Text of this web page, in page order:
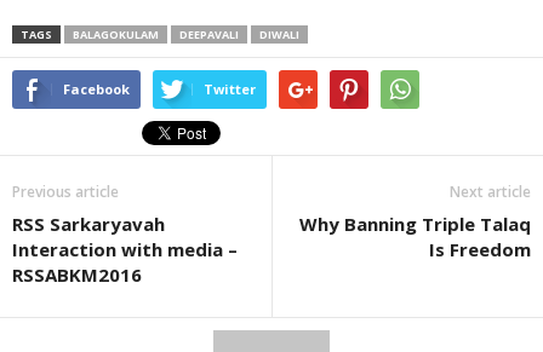
TAGS BALAGOKULAM DEEPAVALI DIWALI
Facebook Twitter
Previous article
RSS Sarkaryavah
Interaction with media –
RSSABKM2016
Next article
Why Banning Triple Talaq
Is Freedom